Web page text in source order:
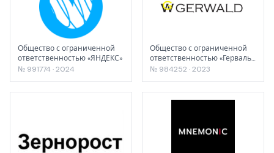
Общество с ограниченной
ответственностью «ЯНДЕКС»
№ 991774 · 2024
Общество с ограниченной
ответственностью «Гервальд
Рус»
№ 984252 · 2023